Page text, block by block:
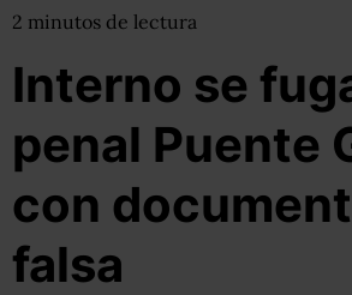
2 minutos de lectura
Interno se
penal Puente
con
falsa